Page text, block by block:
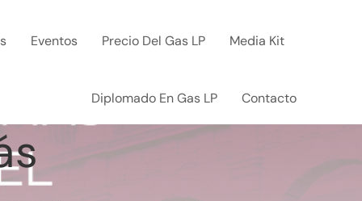
Eventos Precio Del Gas LP Media Kit
Diplomado En Gas LP Contacto